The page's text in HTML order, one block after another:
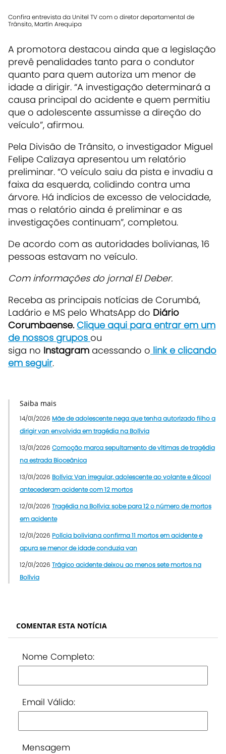
Confira entrevista da Unitel TV com o diretor departamental de
Trânsito, Martín Arequipa
A promotora destacou ainda que a legislação
prevê penalidades tanto para o condutor
quanto para quem autoriza um menor de
idade a dirigir. “A investigação determinará a
causa principal do acidente e quem permitiu
que o adolescente assumisse a direção do
veículo”, afirmou.
Pela Divisão de Trânsito, o investigador Miguel
Felipe Calizaya apresentou um relatório
preliminar. “O veículo saiu da pista e invadiu a
faixa da esquerda, colidindo contra uma
árvore. Há indícios de excesso de velocidade,
mas o relatório ainda é preliminar e as
investigações continuam”, completou.
De acordo com as autoridades bolivianas, 16
pessoas estavam no veículo.
Com informações do jornal El Deber.
Receba as principais notícias de Corumbá,
Ladário e MS pelo WhatsApp do Diário
Corumbaense.Clique aqui para entrar em um
de nossos grupos ou
siga no Instagram acessando o link e clicando
em seguir.
Saiba mais
14/01/2026 Mãe de adolescente nega que tenha autorizado filho a
dirigir van envolvida em tragédia na Bolívia
13/01/2026 Comoção marca sepultamento de vítimas de tragédia
na estrada Bioceânica
13/01/2026 Bolívia: Van irregular, adolescente ao volante e álcool
antecederam acidente com 12 mortos
12/01/2026 Tragédia na Bolívia: sobe para 12 o número de mortos
em acidente
12/01/2026 Polícia boliviana confirma 11 mortos em acidente e
apura se menor de idade conduzia van
12/01/2026 Trágico acidente deixou ao menos sete mortos na
Bolívia
COMENTAR ESTA NOTÍCIA
Nome Completo:
Email Válido:
Mensagem